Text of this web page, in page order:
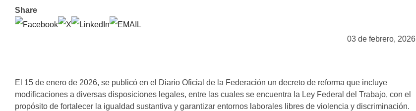
Share
03 de febrero, 2026
El 15 de enero de 2026, se publicó en el Diario Oficial de la Federación un decreto de reforma que incluye
modificaciones a diversas disposiciones legales, entre las cuales se encuentra la Ley Federal del Trabajo, con el
propósito de fortalecer la igualdad sustantiva y garantizar entornos laborales libres de violencia y discriminación.